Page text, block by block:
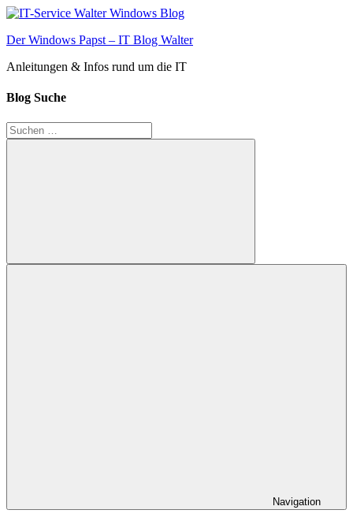
Zum
springen
Der Windows Papst – IT Blog Walter
Anleitungen & Infos rund um die IT
Blog Suche
Suchen
nach:
Suchen
Navigation